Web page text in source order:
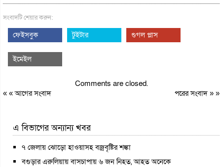
সংবাদটি শেয়ার করুন:
ফেইসবুক টুইটার গুগল প্লাস
ইমেইল
Comments are closed.
« «আগের সংবাদ পরের সংবাদ» »
এ বিভাগের অন্যান্য খবর
৭ জেলায় ঝোড়ো হাওয়াসহ বজ্রবৃষ্টির শঙ্কা
বগুড়ার এরুলিয়ায় বাসচাপায় ৬ জন নিহত, আহত অনেকে